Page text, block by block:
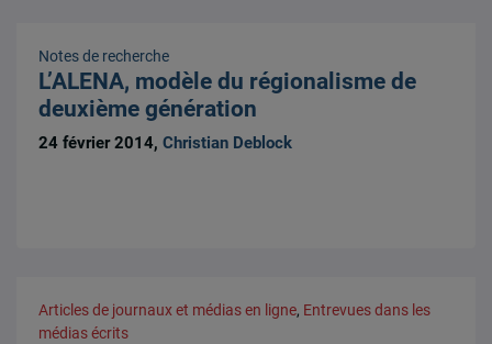
Notes de recherche
L’ALENA, modèle du régionalisme de
deuxième génération
24 février 2014,Christian Deblock
Articles de journaux et médias en ligne, Entrevues dans les
médias écrits